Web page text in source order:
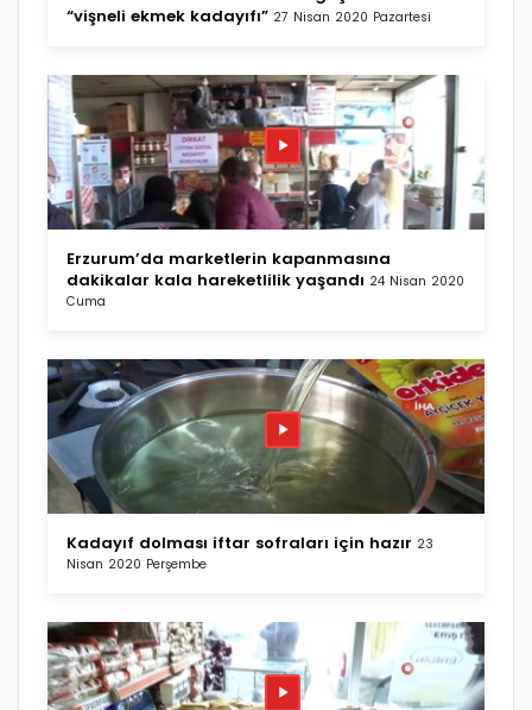
“vişneli ekmek kadayıfı” 27 Nisan 2020 Pazartesi
Erzurum’da marketlerin kapanmasına
dakikalar kala hareketlilik yaşandı 24 Nisan 2020
Cuma
Kadayıf dolması iftar sofraları için hazır 23
Nisan 2020 Perşembe